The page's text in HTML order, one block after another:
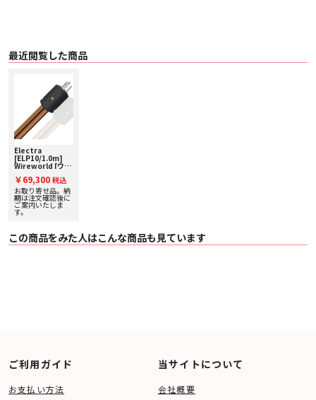
最近閲覧した商品
Electra
[ELP10/1.0m]
Wireworld [ワイ
源ケーブル 下取り
査定額20%アップ
実施中！
￥69,300 税込
お取り寄せ品。納
期は注文確認後に
ご案内いたしま
す。
この商品をみた人はこんな商品も見ています
ご利用ガイド
お支払い方法
当サイトについて
会社概要